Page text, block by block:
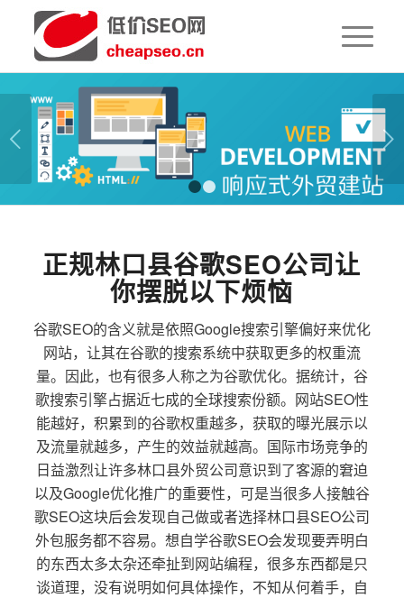
下一页
1 2
正规林口县谷歌SEO公司让
你摆脱以下烦恼
谷歌SEO的含义就是依照Google搜索引擎偏好来优化
网站，让其在谷歌的搜索系统中获取更多的权重流
量。因此，也有很多人称之为谷歌优化。据统计，谷
歌搜索引擎占据近七成的全球搜索份额。网站SEO性
能越好，积累到的谷歌权重越多，获取的曝光展示以
及流量就越多，产生的效益就越高。国际市场竞争的
日益激烈让许多林口县外贸公司意识到了客源的窘迫
以及Google优化推广的重要性，可是当很多人接触谷
歌SEO这块后会发现自己做或者选择林口县SEO公司
外包服务都不容易。想自学谷歌SEO会发现要弄明白
的东西太多太杂还牵扯到网站编程，很多东西都是只
谈道理，没有说明如何具体操作，不知从何着手，自